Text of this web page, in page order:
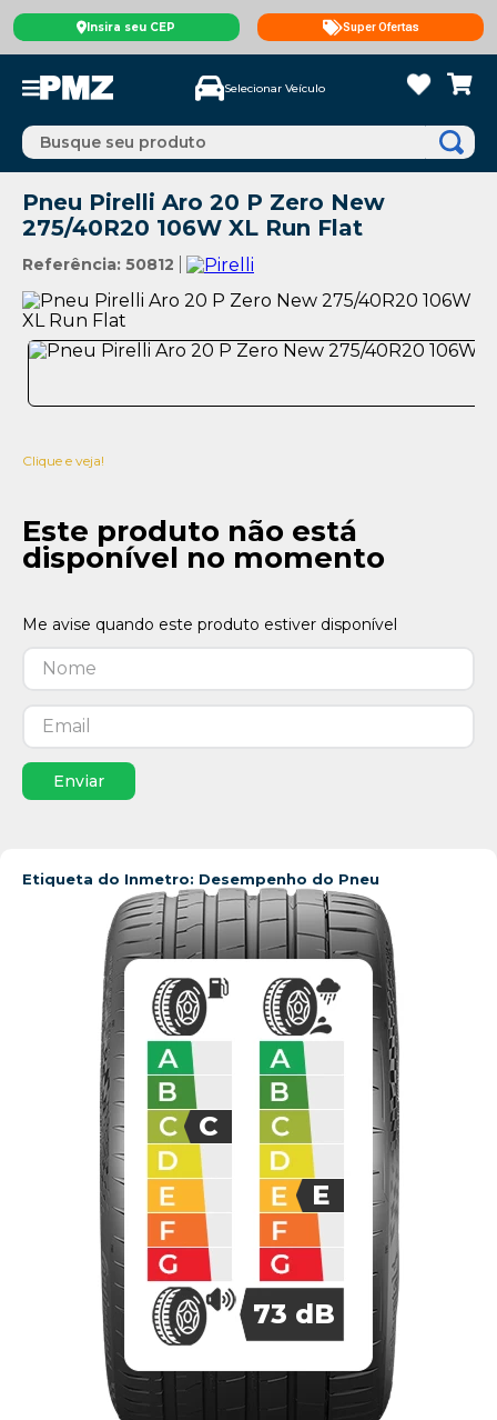
Insira seu CEP Super Ofertas
Selecionar Veículo
Busque seu produto
Pneu Pirelli Aro 20 P Zero New
275/40R20 106W XL Run Flat
Referência: 50812
Clique e veja!
Este produto não está
disponível no momento
Enviar
Etiqueta do Inmetro: Desempenho do Pneu
C
E
73 dB